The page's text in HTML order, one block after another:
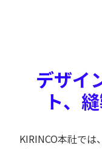
デザイ
ト、
KIRINCO本社で